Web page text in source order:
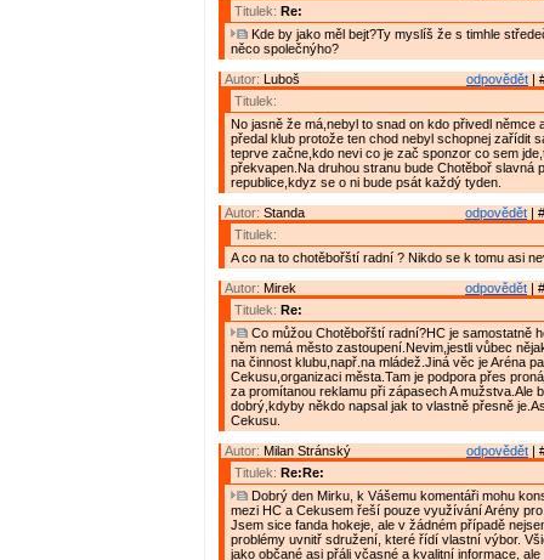
Titulek: Re:
Kde by jako měl bejt?Ty myslíš že s timhle
něco společnýho?
odpovědět |
Autor: Luboš
Titulek:
No jasně že má,nebyl to snad on kdo přivedl němce
předal klub protože ten chod nebyl schopnej zařídit
teprve začne,kdo nevi co je zač sponzor co sem
překvapen.Na druhou stranu bude Chotěboř slavná
republice,kdyz se o ni bude psát každý tyden.
odpovědět |
Autor: Standa
Titulek:
A co na to chotěbořští radní ? Nikdo se k tomu asi
odpovědět |
Autor: Mirek
Titulek: Re:
Co můžou Chotěbořští radní?HC je samostatně
něm nemá město zastoupení.Nevim,jestli vůbec
na činnost klubu,např.na mládež.Jiná věc je Aréna
Cekusu,organizaci města.Tam je podpora přes
za promítanou reklamu při zápasech A mužstva.Ale
dobrý,kdyby někdo napsal jak to vlastně přesně
Cekusu.
odpovědět |
Autor: Milan Stránský
Titulek: Re:Re:
Dobrý den Mirku, k Vášemu komentáři mohu
mezi HC a Cekusem řeší pouze využívání Arény
Jsem sice fanda hokeje, ale v žádném případě
problémy uvnitř sdružení, které řídí vlastní výbor.
jako občané asi přáli včasné a kvalitní informace, ale